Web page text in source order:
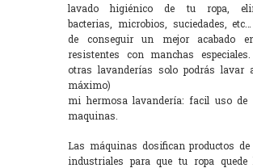
lavado higiénico de tu ropa,
bacterias, microbios, suciedades,
de conseguir un mejor acabado
resistentes con manchas
otras lavanderías solo podrás lavar
máximo)
mi hermosa lavandería: facil uso de
maquinas.
Las máquinas dosifican productos de
industriales para que tu ropa